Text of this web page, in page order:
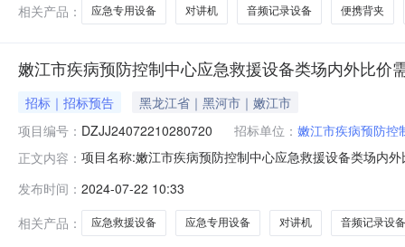
相关产品：
应急专用设备 对讲机 音频记录设备 便携背夹
嫩江市疾病预防控制中心应急救援设备类场内外比价
招标｜招标预告
黑龙江省｜黑河市｜嫩江市
项目编号： DZJJ24072210280720 招标单位： 嫩江市疾病预防控
正文内容： 项目名称:嫩江市疾病预防控制中心应急救援设备类场内
署合同仅面向中小企业：是小微企业优惠率(%)：无售后
发布时间： 2024-07-22 10:33
相关产品：
应急救援设备 应急专用设备 对讲机 音频记录设备